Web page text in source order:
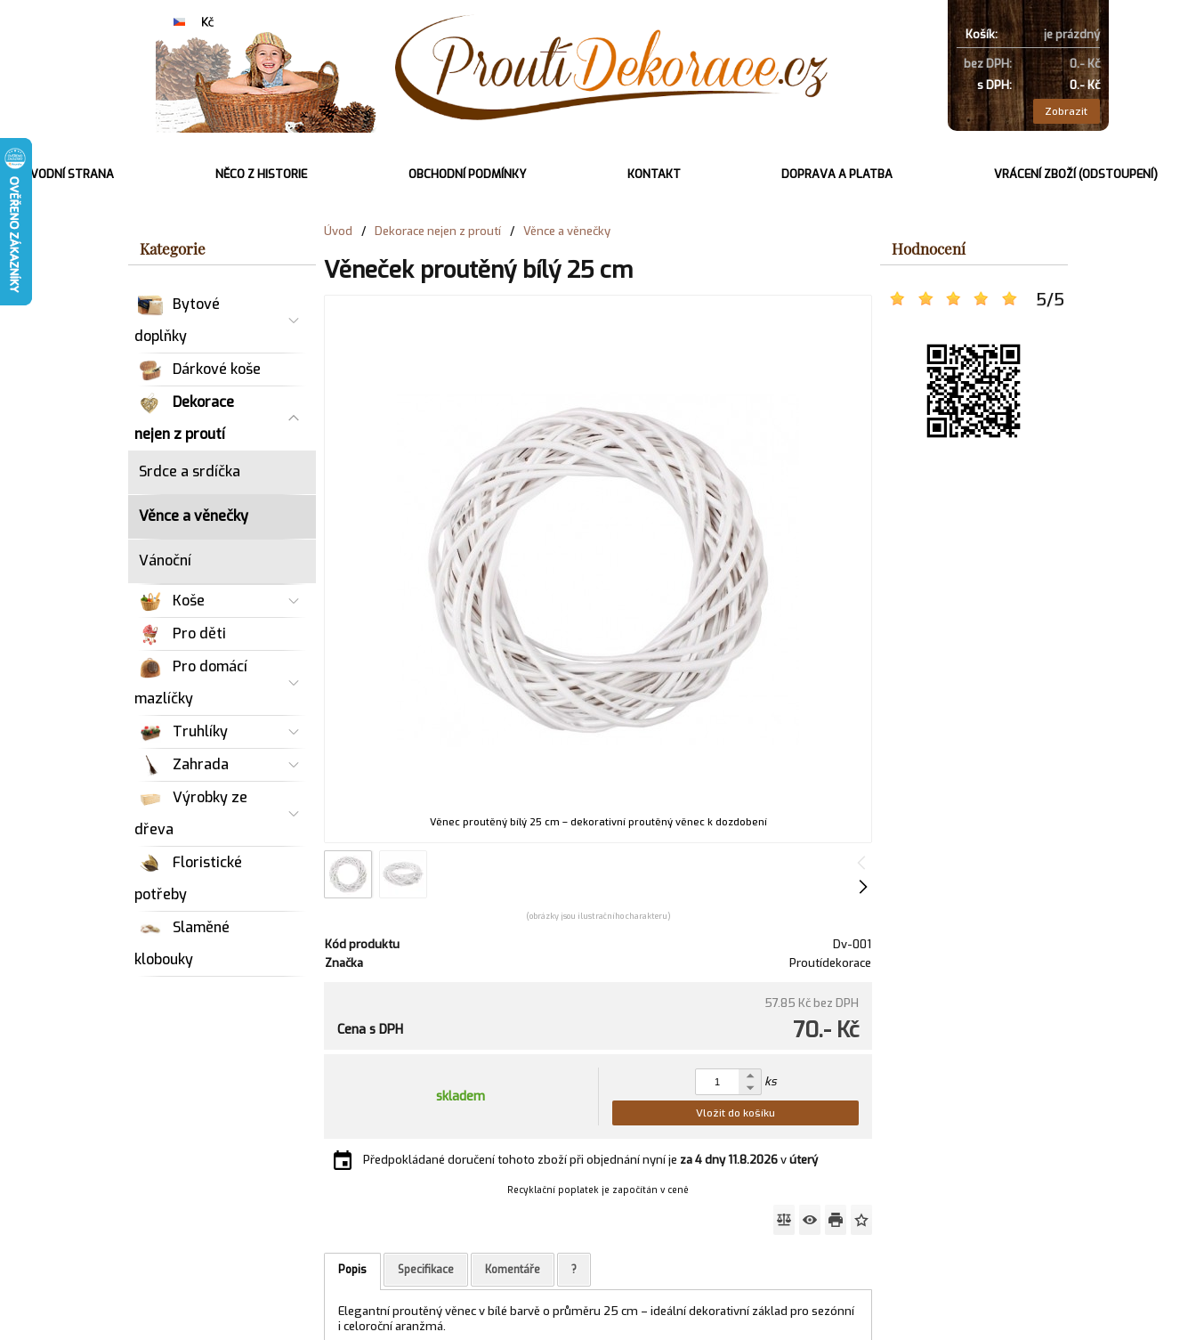
Košík:
je prázdný
bez DPH:
0.- Kč
s DPH:
0.- Kč
Zobrazit
ÚVODNÍ STRANA NĚCO Z HISTORIE OBCHODNÍ PODMÍNKY KONTAKT DOPRAVA A PLATBA VRÁCENÍ ZBOŽÍ (ODSTOUPENÍ)
Kategorie
Bytové
doplňky
Dárkové koše
Dekorace
nejen z proutí
Srdce a srdíčka
Věnce a věnečky
Vánoční
Koše
Pro děti
Pro domácí
mazlíčky
Truhlíky
Zahrada
Výrobky ze
dřeva
Floristické
potřeby
Slaměné
klobouky
Hodnocení
5/5
Úvod / Dekorace nejen z proutí / Věnce a věnečky
Věneček proutěný bílý 25 cm
Věnec proutěný bílý 25 cm – dekorativní proutěný věnec k dozdobení
(obrázky jsou ilustračního charakteru)
Kód produktu
Dv-001
Značka
Proutídekorace
57.85 Kčbez DPH
70.- Kč
Cena s DPH
skladem
ks
Vložit do košíku
Předpokládané doručení tohoto zboží při objednání nyní je za 4 dny11.8.2026vúterý
Recyklační poplatek je započítán v ceně
Popis Specifikace Komentáře ?
Elegantní proutěný věnec v bílé barvě o průměru 25 cm – ideální dekorativní základ pro sezónní
i celoroční aranžmá.